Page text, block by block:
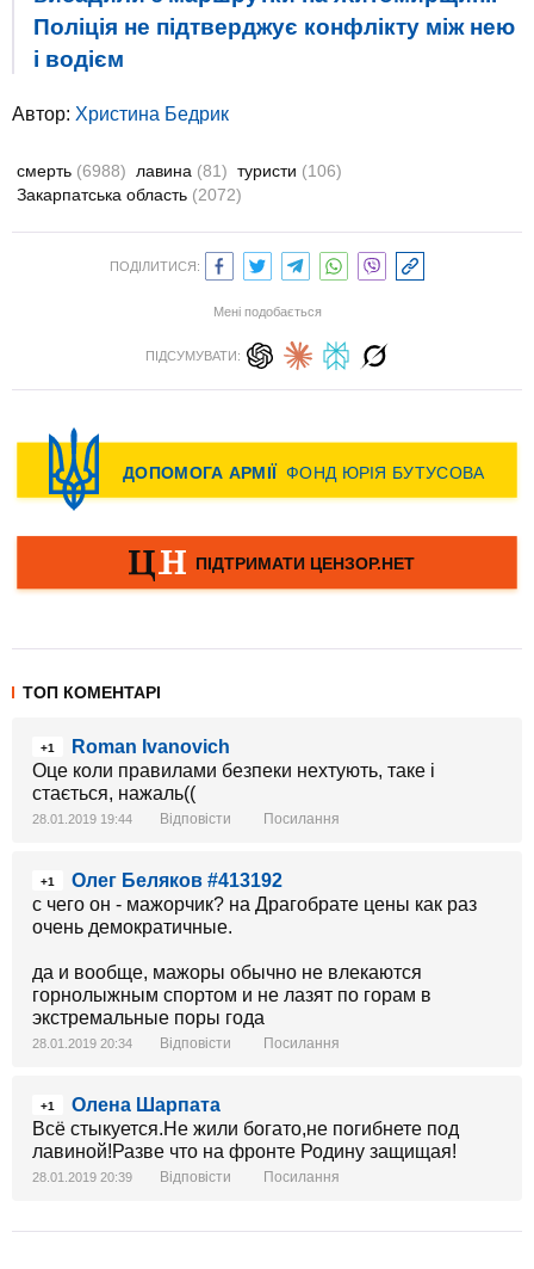
Поліція не підтверджує конфлікту між нею
і водієм
Автор: Христина Бедрик
смерть (6988) лавина (81) туристи (106)
Закарпатська область (2072)
ПОДІЛИТИСЯ:
Мені подобається
ПІДСУМУВАТИ:
ТОП КОМЕНТАРІ
+1
Roman Ivanovich
Оце коли правилами безпеки нехтують, таке і
стається, нажаль((
28.01.2019 19:44 Відповісти Посилання
+1
Олег Беляков #413192
с чего он - мажорчик? на Драгобрате цены как раз
очень демократичные.
да и вообще, мажоры обычно не влекаются
горнолыжным спортом и не лазят по горам в
экстремальные поры года
28.01.2019 20:34 Відповісти Посилання
+1
Олена Шарпата
Всё стыкуется.Не жили богато,не погибнете под
лавиной!Разве что на фронте Родину защищая!
28.01.2019 20:39 Відповісти Посилання